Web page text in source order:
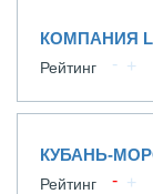
КОМПАНИЯ
Рейтинг
КУБАНЬ-
Рейтинг